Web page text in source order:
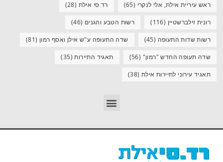
ראש עיריית אילת, אלי לנקרי (65) רד סי אילת (28)
רונית זילברשטיין (116) רשות הטבע והגנים (46)
רשות שדות התעופה (45) שדה התעופה ע"ש אילן ואסף רמון (81)
שדה תעופה החדש "רמון" (56) תאגיד התיירות(35)
תאגיד עירוני לתיירות אילת (38)